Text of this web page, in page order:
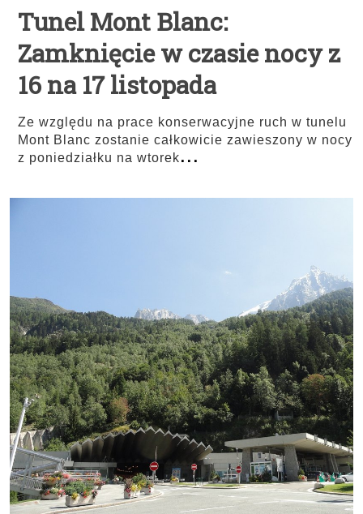
Tunel Mont Blanc:
Zamknięcie w czasie nocy z
16 na 17 listopada
Ze względu na prace konserwacyjne ruch w tunelu
Mont Blanc zostanie całkowicie zawieszony w nocy
z poniedziałku na wtorek...